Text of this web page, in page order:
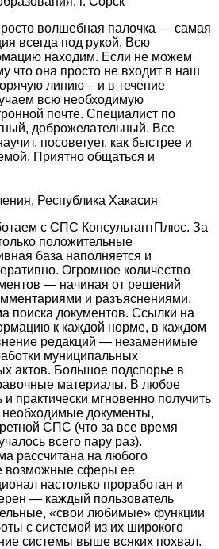
волшебная палочка — самая
всегда под рукой. Всю
находим. Если не можем
что она просто не входит в наш
линию – и в течение
всю необходимую
почте. Специалист по
доброжелательный. Все
посоветует, как быстрее и
Приятно общаться и
Республика Хакасия
с СПС КонсультантПлюс. За
положительные
база наполняется и
Огромное количество
— начиная от решений
и разъяснениями.
поиска документов. Ссылки на
к каждой норме, в каждом
редакций — незаменимые
муниципальных
актов. Большое подспорье в
материалы. В любое
практически мгновенно получить
необходимые документы,
СПС (что за все время
всего пару раз).
рассчитана на любого
возможные сферы ее
настолько проработан и
— каждый пользователь
«свои любимые» функции
с системой из их широкого
системы выше всяких похвал.